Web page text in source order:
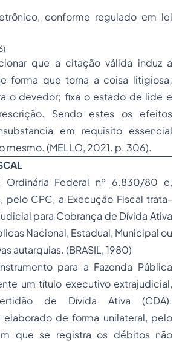
conforme regulado em lei
que a citação válida induz a
forma que torna a coisa litigiosa;
o devedor; fixa o estado de lide e
Sendo estes os efeitos
em requisito essencial
mesmo. (MELLO, 2021. p. 306).
Ordinária Federal nº 6.830/80 e,
pelo CPC, a Execução Fiscal trata-
para Cobrança de Dívida Ativa
Nacional, Estadual, Municipal ou
autarquias. (BRASIL, 1980)
para a Fazenda Pública
um título executivo extrajudicial,
de Dívida Ativa (CDA).
de forma unilateral, pelo
que se registra os débitos não